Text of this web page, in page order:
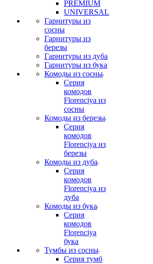
PREMIUM
UNIVERSAL
Гарнитуры из
сосны
Гарнитуры из
березы
Гарнитуры из дуба
Гарнитуры из бука
Комоды из сосны
Серия
комодов
Florenciya из
сосны
Комоды из березы
Серия
комодов
Florenciya из
березы
Комоды из дуба
Серия
комодов
Florenciya из
дуба
Комоды из бука
Серия
комодов
Florenciya
бука
Тумбы из сосны
Серия тумб